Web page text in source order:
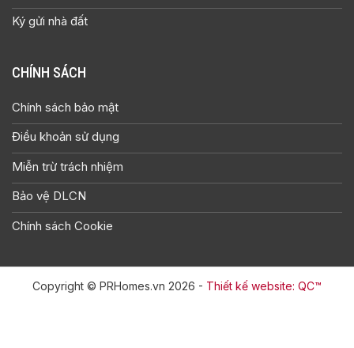
Ký gửi nhà đất
CHÍNH SÁCH
Chính sách bảo mật
Điều khoản sử dụng
Miễn trừ trách nhiệm
Bảo vệ DLCN
Chính sách Cookie
Copyright © PRHomes.vn 2026 - Thiết kế website: QC™